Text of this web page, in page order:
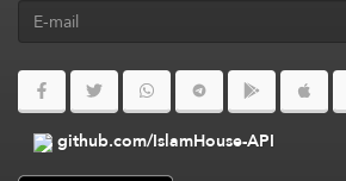
github.com/IslamHouse-API